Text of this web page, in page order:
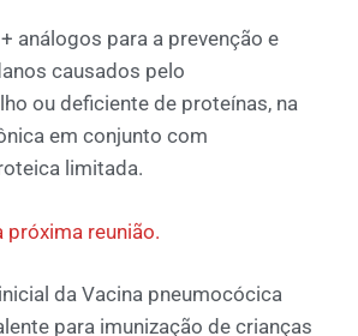
análogos para a prevenção e
causados pelo
ou deficiente de proteínas, na
em conjunto com
limitada.
próxima reunião.
da Vacina pneumocócica
para imunização de crianças